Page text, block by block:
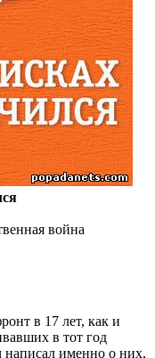
война
в 17 лет, как и
в тот год
именно о них,